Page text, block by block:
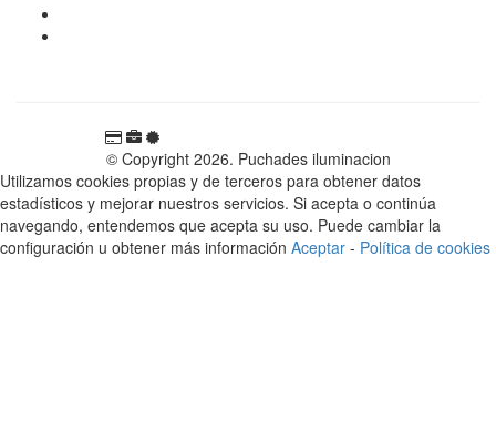
© Copyright 2026. Puchades iluminacion
Utilizamos cookies propias y de terceros para obtener datos
estadísticos y mejorar nuestros servicios. Si acepta o continúa
navegando, entendemos que acepta su uso. Puede cambiar la
configuración u obtener más información Aceptar - Política de cookies